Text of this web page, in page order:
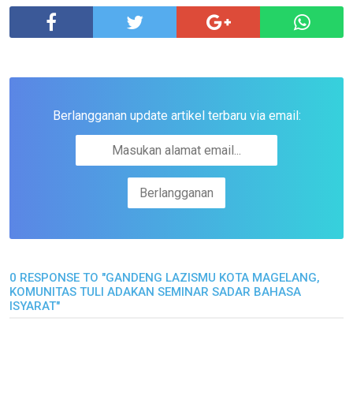
Berlangganan update artikel terbaru via email:
0 RESPONSE TO "GANDENG LAZISMU KOTA MAGELANG,
KOMUNITAS TULI ADAKAN SEMINAR SADAR BAHASA
ISYARAT"